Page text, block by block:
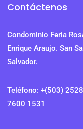
Contáctenos
Condominio Feria
Enrique Araujo. San
Salvador.
Teléfono: +(503)
7600 1531